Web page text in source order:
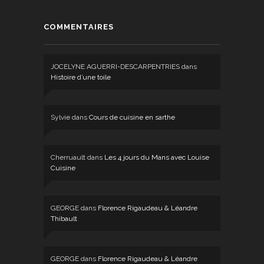
COMMENTAIRES
JOCELYNE AGUERRI-DESCARPENTRIES dans
Histoire d’une toile
Sylvie dans Cours de cuisine en sarthe
Cherruault dans Les 4 jours du Mans avec Louise
Cuisine
GEORGE dans Florence Rigaudeau & Léandre
Thibault
GEORGE dans Florence Rigaudeau & Léandre